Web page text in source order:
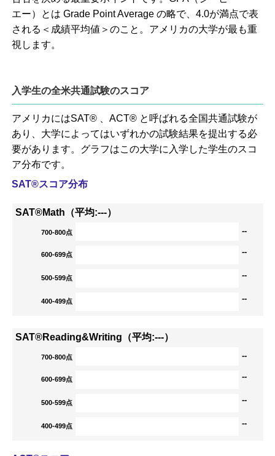
エー）とは Grade Point Average の略で、4.0が満点で表
される＜成績平均値＞のこと。アメリカの大学が最も重
視します。
入学生の全米共通試験のスコア
アメリカにはSAT® 、ACT® と呼ばれる全国共通試験が
あり、大学によってはいずれかの試験結果を提出する必
要があります。グラフはこの大学に入学した学生のスコ
ア分布です。
SAT®スコア分布
SAT®Math（平均:---）
700-800点 --
600-699点 --
500-599点 --
400-499点 --
SAT®Reading&Writing（平均:---）
700-800点 --
600-699点 --
500-599点 --
400-499点 --